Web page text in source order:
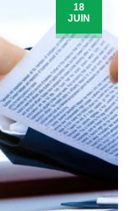
18
JUIN